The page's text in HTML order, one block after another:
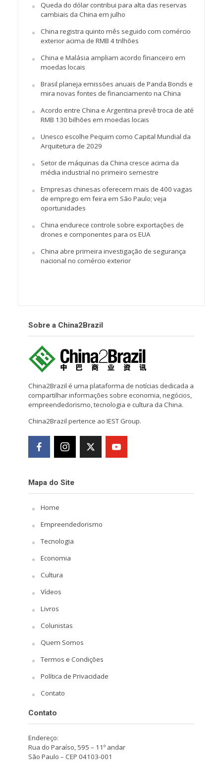
Queda do dólar contribui para alta das reservas
cambiais da China em julho
China registra quinto mês seguido com comércio
exterior acima de RMB 4 trilhões
China e Malásia ampliam acordo financeiro em
moedas locais
Brasil planeja emissões anuais de Panda Bonds e
mira novas fontes de financiamento na China
Acordo entre China e Argentina prevê troca de até
RMB 130 bilhões em moedas locais
Unesco escolhe Pequim como Capital Mundial da
Arquitetura de 2029
Setor de máquinas da China cresce acima da
média industrial no primeiro semestre
Empresas chinesas oferecem mais de 400 vagas
de emprego em feira em São Paulo; veja
oportunidades
China endurece controle sobre exportações de
drones e componentes para os EUA
China abre primeira investigação de segurança
nacional no comércio exterior
Sobre a China2Brazil
China2Brazil é uma plataforma de notícias dedicada a
compartilhar informações sobre economia, negócios,
empreendedorismo, tecnologia e cultura da China.
China2Brazil pertence ao IEST Group.
Mapa do Site
Home
Empreendedorismo
Tecnologia
Economia
Cultura
Vídeos
Livros
Colunistas
Quem Somos
Termos e Condições
Política de Privacidade
Contato
Contato
Endereço:
Rua do Paraíso, 595 – 11º andar
São Paulo – CEP 04103-001